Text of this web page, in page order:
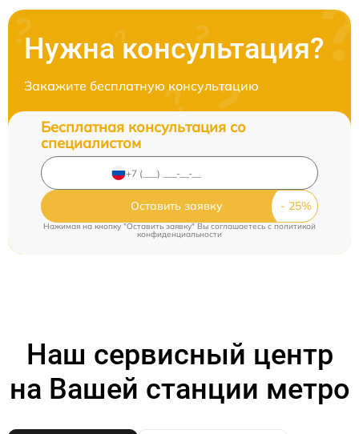
Нужна консультация?
Закажите бесплатную консультацию
Бесплатная консультация со
специалистом
Оставить заявку
Нажимая на кнопку "Оставить заявку" Вы соглашаетесь c политикой
конфиденциальности
Наш сервисный центр
на Вашей станции метро